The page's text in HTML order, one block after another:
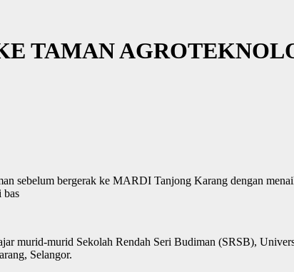
TAMAN
bas
murid-murid Sekolah Rendah Seri Budiman (SRSB),
Selangor.